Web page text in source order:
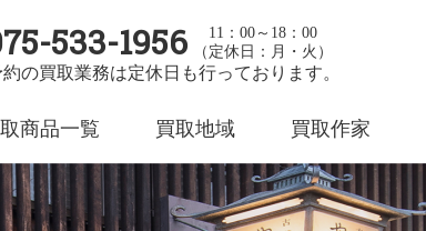
533-1956
11：00～18：00
（定休日：月・火）
の買取業務は定休日も行っております。
商品一覧 買取地域 買取作家